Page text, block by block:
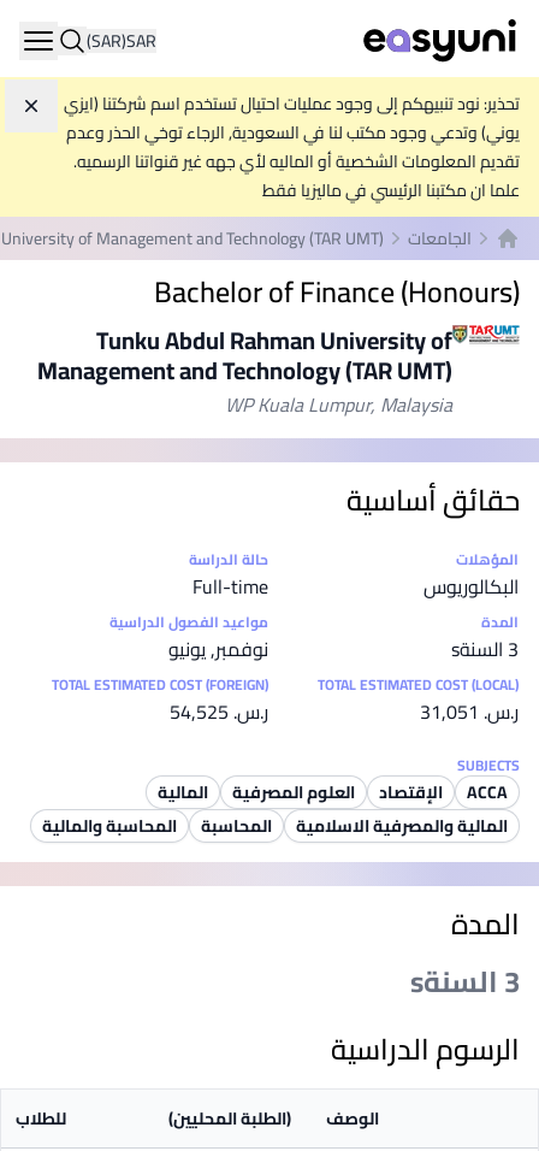
SAR
(SAR)
تحذير: نود تنبيهكم إلى وجود عمليات احتيال تستخدم اسم شركتنا (ايزي
يوني) وتدعي وجود مكتب لنا في السعودية, الرجاء توخي الحذر وعدم
تقديم المعلومات الشخصية أو الماليه لأي جهه غير قنواتنا الرسميه.
علما ان مكتبنا الرئيسي في ماليزيا فقط
الصفحة الرئيسية
الجامعات of Management and Technology (TAR UMT)
Bachelor of Finance (Honours)
Tunku Abdul Rahman University of
Management and Technology (TAR UMT)
WP Kuala Lumpur, Malaysia
حقائق أساسية
إحصائيات
المؤهلات
البكالوريوس
حالة الدراسة
Full-time
المدة
3 السنةs
مواعيد الفصول الدراسية
نوفمبر, يونيو
TOTAL ESTIMATED COST (LOCAL)
ر.س.‏ 31,051
TOTAL ESTIMATED COST (FOREIGN)
ر.س.‏ 54,525
SUBJECTS
ACCA الإقتصاد العلوم المصرفية
المالية
المالية والمصرفية الاسلامية‎
المحاسبة المحاسبة والمالية
المدة
3 السنةs
الرسوم الدراسية
الوصف (الطلبة المحليين)
للطلاب